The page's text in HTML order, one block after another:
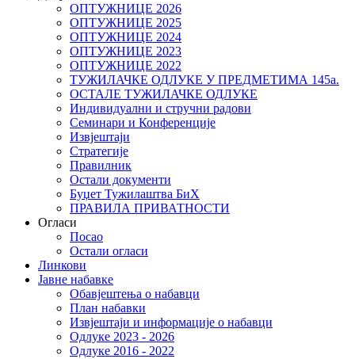
ОПТУЖНИЦЕ 2026
ОПТУЖНИЦЕ 2025
ОПТУЖНИЦЕ 2024
ОПТУЖНИЦЕ 2023
ОПТУЖНИЦЕ 2022
ТУЖИЛАЧКЕ ОДЛУКЕ У ПРЕДМЕТИМА 145а.
ОСТАЛЕ ТУЖИЛАЧКЕ ОДЛУКЕ
Индивидуални и стручни радови
Семинари и Конференције
Извјештаји
Стратегије
Правилник
Остали документи
Буџет Тужилаштва БиХ
ПРАВИЛА ПРИВАТНОСТИ
Огласи
Посао
Остали огласи
Линкови
Јавне набавке
Обавјештења о набавци
План набавки
Извјештаји и информације о набавци
Одлуке 2023 - 2026
Одлуке 2016 - 2022